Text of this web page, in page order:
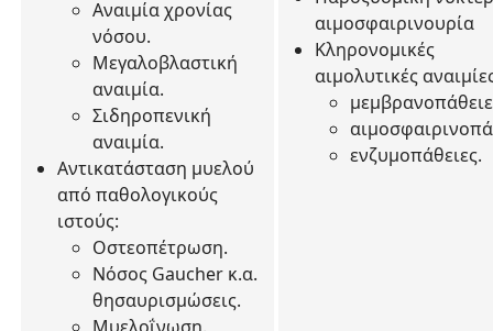
Αναιμία χρονίας
νόσου.
Μεγαλοβλαστική
αναιμία.
Σιδηροπενική
αναιμία.
Αντικατάσταση μυελού
από παθολογικούς
ιστούς:
Οστεοπέτρωση.
Νόσος Gaucher κ.α.
θησαυρισμώσεις.
αιμοσφαιρινουρία
Κληρονομικές
αιμολυτικές
ενζυμοπάθειες.